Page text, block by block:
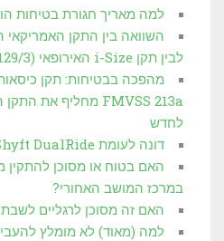
למה מאריך חגורת בטיחות
לבין תקן i-Size האירופאי (3/ECE R129)
מהפכה בבטיחות: תקן
לחדש
דונה לעומת Evenflo Shyft DualRide
האם בטוח או מסוכן להתקין
במרכז המושב האחורי?
האם זה מסוכן לרגליים לשבת
למה (מאוד) לא מומלץ להעביר